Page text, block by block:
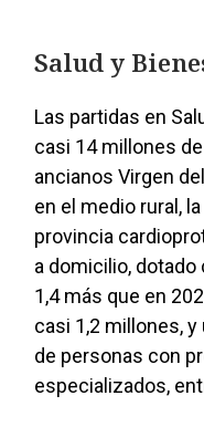
Salud y
Las partidas en
casi 14 millones
ancianos Virgen
en el medio rural,
provincia
a domicilio,
1,4 más que en
casi 1,2 millones,
de personas con
especializados,